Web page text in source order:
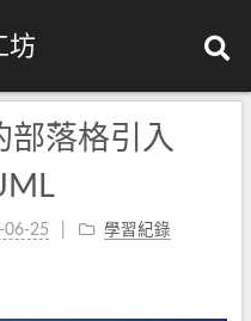
坊
部落格引入
06-25 學習紀錄